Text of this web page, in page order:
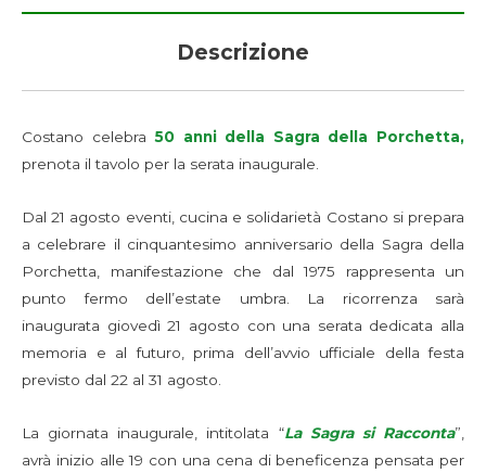
Descrizione
Costano celebra 50 anni della Sagra della Porchetta,
prenota il tavolo per la serata inaugurale.
Dal 21 agosto eventi, cucina e solidarietà Costano si prepara
a celebrare il cinquantesimo anniversario della Sagra della
Porchetta, manifestazione che dal 1975 rappresenta un
punto fermo dell’estate umbra. La ricorrenza sarà
inaugurata giovedì 21 agosto con una serata dedicata alla
memoria e al futuro, prima dell’avvio ufficiale della festa
previsto dal 22 al 31 agosto.
La giornata inaugurale, intitolata “La Sagra si Racconta”,
avrà inizio alle 19 con una cena di beneficenza pensata per